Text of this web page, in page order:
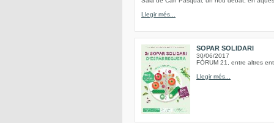
Llegir més...
SOPAR SOLIDARI
30/06/2017
FÒRUM 21, entre altres
Llegir més...